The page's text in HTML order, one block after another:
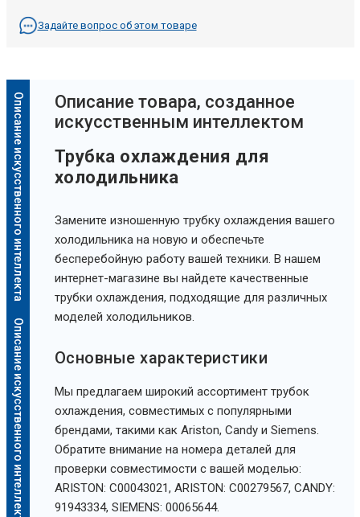
Задайте вопрос об этом товаре
Описание искусственного интеллекта
Описание искусственного интеллекта
Oписание товара, созданное
искусственным интеллектом
Трубка охлаждения для
холодильника
Замените изношенную трубку охлаждения вашего
холодильника на новую и обеспечьте
бесперебойную работу вашей техники. В нашем
интернет-магазине вы найдете качественные
трубки охлаждения, подходящие для различных
моделей холодильников.
Основные характеристики
Мы предлагаем широкий ассортимент трубок
охлаждения, совместимых с популярными
брендами, такими как Ariston, Candy и Siemens.
Обратите внимание на номера деталей для
проверки совместимости с вашей моделью:
ARISTON: C00043021, ARISTON: C00279567, CANDY:
91943334, SIEMENS: 00065644.